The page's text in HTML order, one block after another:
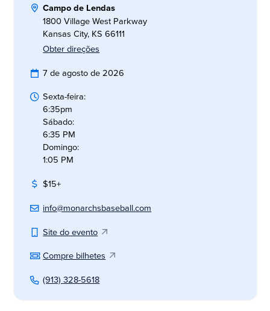
Campo de Lendas
1800 Village West Parkway
Kansas City, KS 66111
Obter direções
7 de agosto de 2026
Sexta-feira:
6:35pm
Sábado:
6:35 PM
Domingo:
1:05 PM
$15+
info@monarchsbaseball.com
Site do evento
Compre bilhetes
(913) 328-5618